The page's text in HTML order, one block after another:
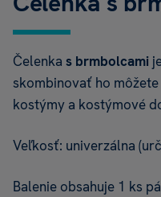
Čelenka s brmbolcami
skombinovať ho
kostýmy a kostýmové
Veľkosť: univerzálna
Balenie obsahuje 1 ks